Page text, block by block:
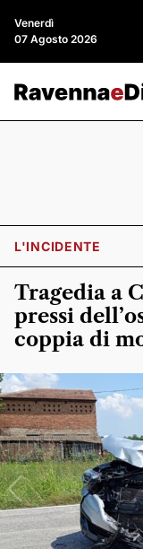
Venerdì
07 Agosto 2026
L'INCIDENTE
Tragedia a
pressi
coppia di